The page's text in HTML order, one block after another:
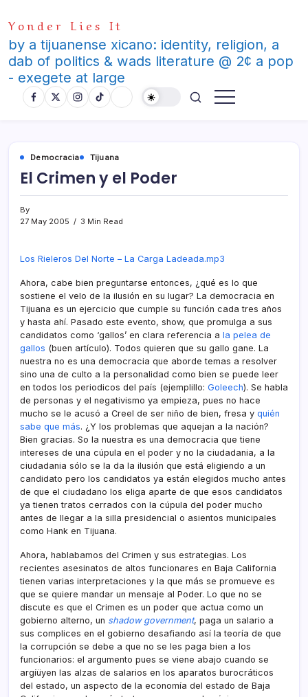
to
content
Yonder Lies It
by a tijuanense xicano: identity, religion, a
dab of politics & wads literature @ 2¢ a pop
- exegete at large
Democracia Tijuana
El Crimen y el Poder
By
27 May 2005
3 Min Read
Los Rieleros Del Norte – La Carga Ladeada.mp3
Ahora, cabe bien preguntarse entonces, ¿qué es lo que
sostiene el velo de la ilusión en su lugar? La democracia en
Tijuana es un ejercicio que cumple su función cada tres años
y hasta ahí­. Pasado este evento, show, que promulga a sus
candidatos como ‘gallos’ en clara referencia a la pelea de
gallos (buen artí­culo). Todos quieren que su gallo gane. La
nuestra no es una democracia que aborde temas a resolver
sino una de culto a la personalidad como bien se puede leer
en todos los periodicos del paí­s (ejemplillo: Goleech). Se habla
de personas y el negativismo ya empieza, pues no hace
mucho se le acusó a Creel de ser niño de bien, fresa y quién
sabe que más. ¿Y los problemas que aquejan a la nación?
Bien gracias. So la nuestra es una democracia que tiene
intereses de una cúpula en el poder y no la ciudadania, a la
ciudadania sólo se la da la ilusión que está eligiendo a un
candidato pero los candidatos ya están elegidos mucho antes
de que el ciudadano los eliga aparte de que esos candidatos
ya tienen tratos cerrados con la cúpula del poder mucho
antes de llegar a la silla presidencial o asientos municipales
como Hank en Tijuana.
Ahora, hablabamos del Crimen y sus estrategias. Los
recientes asesinatos de altos funcionares en Baja California
tienen varias interpretaciones y la que más se promueve es
que se quiere mandar un mensaje al Poder. Lo que no se
discute es que el Crimen es un poder que actua como un
gobierno alterno, un shadow government, paga un salario a
sus complices en el gobierno desafiando así­ la teorí­a de que
la corrupción se debe a que no se les paga bien a los
funcionarios: el argumento pues se viene abajo cuando se
argíüyen las alzas de salarios en los aparatos burocráticos
del estado, un aspecto de la economí­a del estado de Baja